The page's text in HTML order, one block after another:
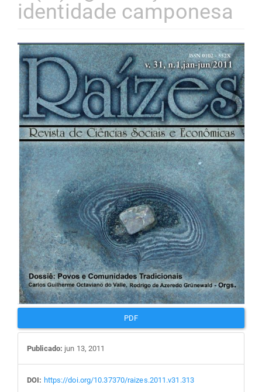
identidade camponesa
Barra
lateral
de
artigos
PDF
Publicado: jun 13, 2011
DOI: https://doi.org/10.37370/raizes.2011.v31.313